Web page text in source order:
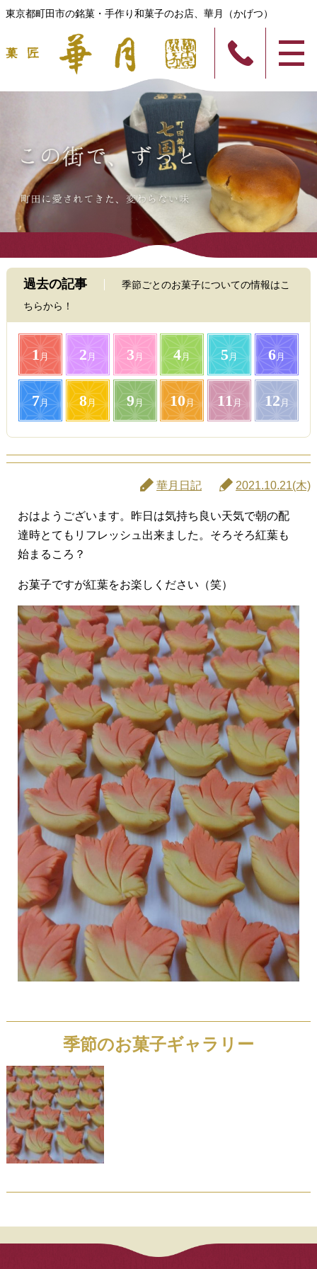
東京都町田市の銘菓・手作り和菓子のお店、華月（かげつ）
過去の記事
季節ごとのお菓子についての情報はこ
ちらから！
1月 2 月 3 月 4月 5月 6月
7月 8月 9月 10月 11 月 12 月
華月日記 2021.10.21(木)
おはようございます。昨日は気持ち良い天気で朝の配
達時とてもリフレッシュ出来ました。そろそろ紅葉も
始まるころ？
お菓子ですが紅葉をお楽しください（笑）
季節のお菓子ギャラリー